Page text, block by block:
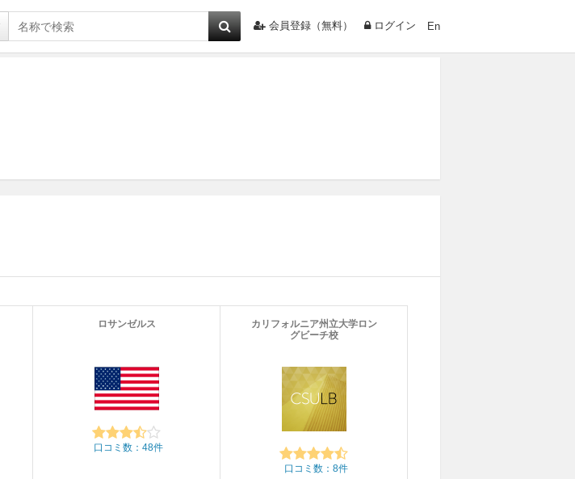
会員登録（無料） ログイン En
ロサンゼルス
口コミ数：48件
カリフォルニア州立大学ロン
グビーチ校
口コミ数：8件